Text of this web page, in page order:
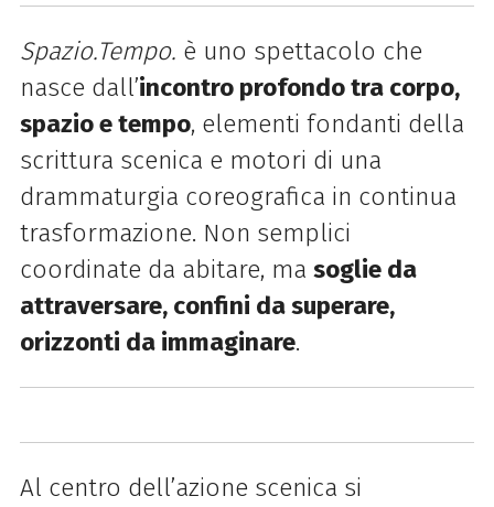
Spazio.Tempo. è uno spettacolo che
nasce dall’incontro profondo tra corpo,
spazio e tempo, elementi fondanti della
scrittura scenica e motori di una
drammaturgia coreografica in continua
trasformazione. Non semplici
coordinate da abitare, ma soglie da
attraversare, confini da superare,
orizzonti da immaginare.
Al centro dell’azione scenica si